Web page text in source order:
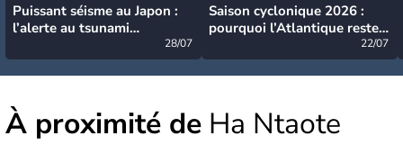
Puissant séisme au Japon :
l’alerte au tsunami
28/07
Saison cyclonique 2026 :
pourquoi l’Atlantique reste
22/07
À proximité de Ha Ntaote